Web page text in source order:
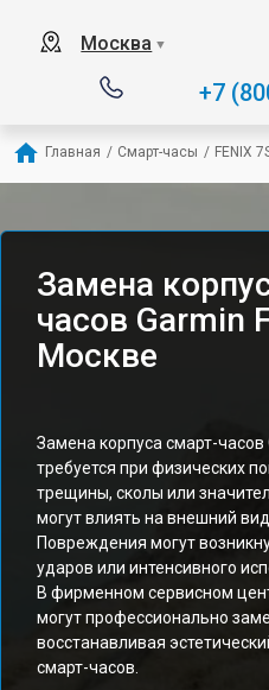
Москва ▼
+7
Главная / Смарт-часы / FENIX
Замена
часов Garmin
Москве
Замена корпуса смарт-часов
требуется при физических
трещины, сколы или
могут влиять на внешний
Повреждения могут
ударов или интенсивного
В фирменном сервисном
могут профессионально
восстанавливая
смарт-часов.